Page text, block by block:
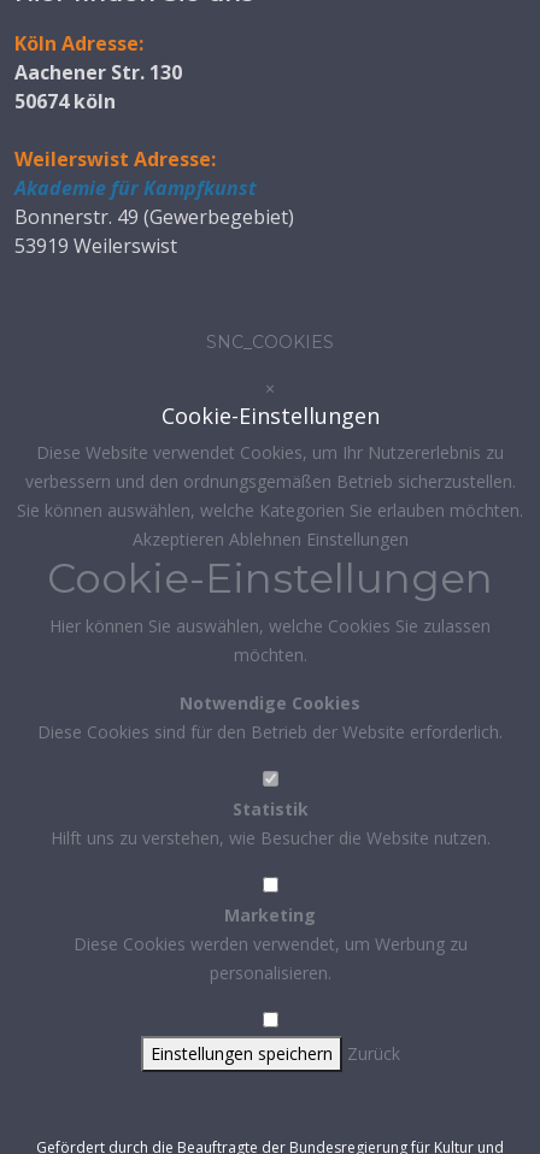
Köln Adresse:
Aachener Str. 130
50674 köln
Weilerswist Adresse:
Akademie für Kampfkunst
Bonnerstr. 49 (Gewerbegebiet)
53919 Weilerswist
SNC_COOKIES
×
Cookie-Einstellungen
Diese Website verwendet Cookies, um Ihr Nutzererlebnis zu
verbessern und den ordnungsgemäßen Betrieb sicherzustellen.
Sie können auswählen, welche Kategorien Sie erlauben möchten.
Akzeptieren Ablehnen Einstellungen
Cookie-Einstellungen
Hier können Sie auswählen, welche Cookies Sie zulassen
möchten.
Notwendige Cookies
Diese Cookies sind für den Betrieb der Website erforderlich.
Statistik
Hilft uns zu verstehen, wie Besucher die Website nutzen.
Marketing
Diese Cookies werden verwendet, um Werbung zu
personalisieren.
Einstellungen speichern Zurück
Gefördert durch die Beauftragte der Bundesregierung für Kultur und